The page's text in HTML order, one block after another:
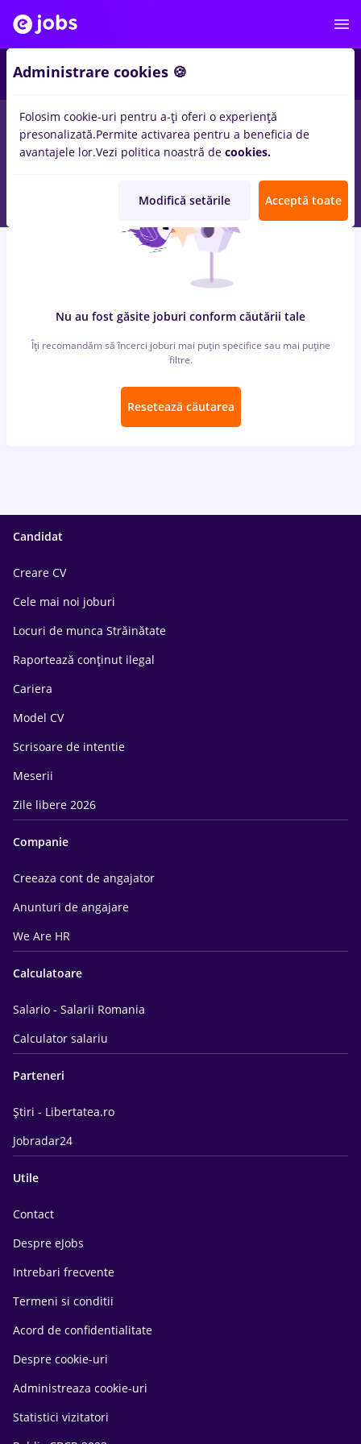
locuri de muncacu salarii lidl, Part timein Galati (Galati)
pentruStudent, Entry-Level (< 2 ani)inConstructii / Instalatii
Nu au fost găsite joburi conform căutării tale
Îți recomandăm să încerci joburi mai puțin specifice sau mai puține
filtre.
Resetează căutarea
Candidat
Creare CV
Cele mai noi joburi
Locuri de munca Străinătate
Raportează conținut ilegal
Cariera
Model CV
Scrisoare de intentie
Meserii
Zile libere 2026
Companie
Creeaza cont de angajator
Anunturi de angajare
We Are HR
Calculatoare
Salario - Salarii Romania
Calculator salariu
Parteneri
Știri - Libertatea.ro
Jobradar24
Utile
Contact
Despre eJobs
Intrebari frecvente
Termeni si conditii
Acord de confidentialitate
Despre cookie-uri
Administreaza cookie-uri
Statistici vizitatori
Administrare cookies 🍪
Folosim cookie-uri pentru a-ți oferi o experiență
presonalizată.Permite activarea pentru a beneficia de
avantajele lor.Vezi politica noastră de cookies.
Modifică setările Acceptă toate